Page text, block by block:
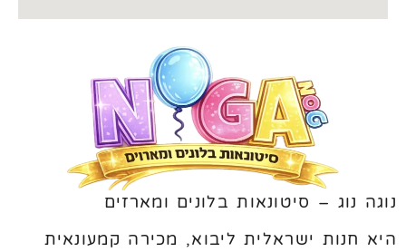
נוגה נוג – סיטונאות בלונים ומארזים
היא חנות ישראלית ליבוא, מכירה קמעונאית